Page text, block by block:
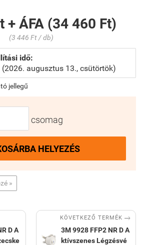
+ ÁFA (34 460 Ft)
(3 446 Ft / db)
idő:
augusztus 13., csütörtök)
jellegű
csomag
HELYEZÉS
»
D A
KÖVETKEZŐ TERMÉK 
3M 9928 FFP2 NR D A
ktívszenes Légzésvé